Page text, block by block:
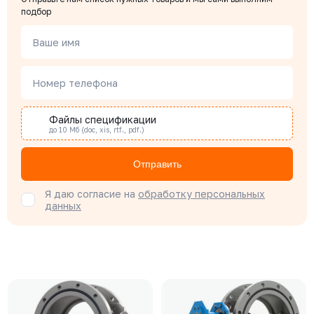
подбор
Ваше имя
Номер телефона
Файлы спецификации
до 10 Мб (doc, xis, rtf., pdf.)
Отправить
Я даю согласие на обработку персональных
данных